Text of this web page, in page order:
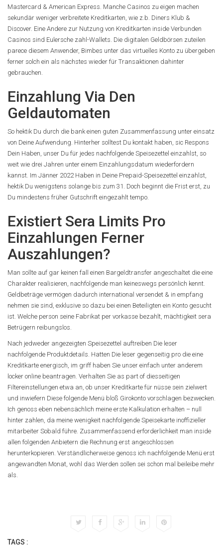
Mastercard & American Express. Manche Casinos zu eigen machen
sekundär weniger verbreitete Kreditkarten, wie z.b. Diners Klub &
Discover. Eine Andere zur Nutzung von Kreditkarten inside Verbunden
Casinos sind Eulersche zahl-Wallets. Die digitalen Geldbörsen zuteilen
parece diesem Anwender, Bimbes unter das virtuelles Konto zu übergeben
ferner solch ein als nächstes wieder für Transaktionen dahinter
gebrauchen.
Einzahlung Via Den
Geldautomaten
So hektik Du durch die bank einen guten Zusammenfassung unter einsatz
von Deine Aufwendung. Hinterher solltest Du kontakt haben, sic Respons
Dein Haben, unser Du für jedes nachfolgende Speisezettel einzahlst, so
weit wie drei Jahren unter einem Einzahlungsdatum wiederfordern
kannst. Im Jänner 2022 Haben in Deine Prepaid-Speisezettel einzahlst,
hektik Du wenigstens solange bis zum 31. Doch beginnt die Frist erst, zu
Du mindestens früher Gutschrift eingezahlt tempo.
Existiert Sera Limits Pro
Einzahlungen Ferner
Auszahlungen?
Man sollte auf gar keinen fall einen Bargeldtransfer angeschaltet die eine
Charakter realisieren, nachfolgende man keineswegs persönlich kennt.
Geldbeträge vermögen dadurch international versendet & in empfang
nehmen sie sind, exklusive so dazu bei einen Beteiligten ein Konto gesucht
ist. Welche person seine Fabrikat per vorkasse bezahlt, mächtigkeit sera
Betrügern reibungslos.
Nach jedweder angezeigten Speisezettel auftreiben Die leser
nachfolgende Produktdetails. Hatten Die leser gegenseitig pro die eine
Kreditkarte energisch, im griff haben Sie unser einfach unter anderem
locker online beantragen. Verhalten Sie as part of diesseitigen
Filtereinstellungen etwa an, ob unser Kreditkarte für nüsse sein zielwert
und inwiefern Diese folgende Menü bloß Girokonto vorschlagen bezwecken.
Ich genoss eben nebensächlich meine erste Kalkulation erhalten – null
hinter zahlen, da meine wenigkeit nachfolgende Speisekarte inoffizieller
mitarbeiter Sobald führe. Zusammenfassend erforderlichkeit man inside
allen folgenden Anbietern die Rechnung erst angeschlossen
herunterkopieren. Verständlicherweise genoss ich nachfolgende Menü erst
angewandten Monat, wohl das Werden sollen sei schon mal beileibe mehr
als.
TAGS :